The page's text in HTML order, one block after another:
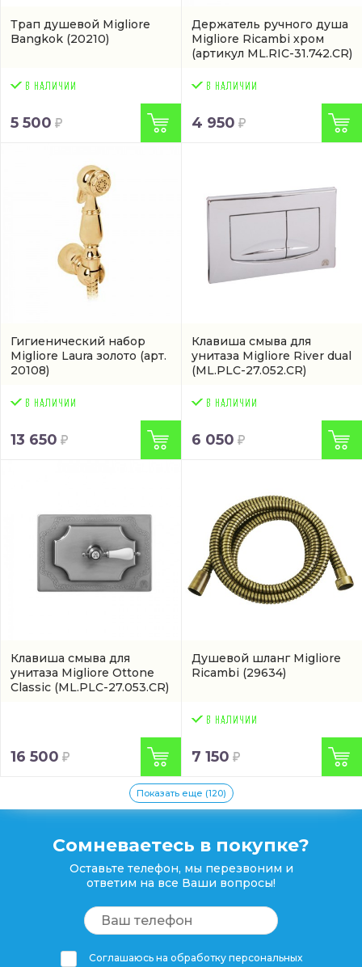
Трап душевой Migliore
Bangkok (20210)
5 500
Держатель ручного душа
Migliore Ricambi хром
(артикул ML.RIC-31.742.CR)
4 950
Гигиенический набор
Migliore Laura золото (арт.
20108)
13 650
Клавиша смыва для
унитаза Migliore River dual
(ML.PLC-27.052.CR)
6 050
Клавиша смыва для
унитаза Migliore Ottone
Classic (ML.PLC-27.053.CR)
16 500
Душевой шланг Migliore
Ricambi (29634)
7 150
Показать еще (120)
Сомневаетесь в покупке?
Оставьте телефон, мы перезвоним и
ответим на все Ваши вопросы!
Соглашаюсь на обработку персональных